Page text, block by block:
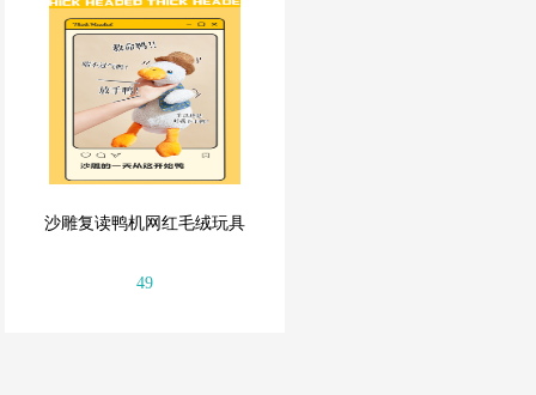
沙雕复读鸭机网红毛绒玩具
49